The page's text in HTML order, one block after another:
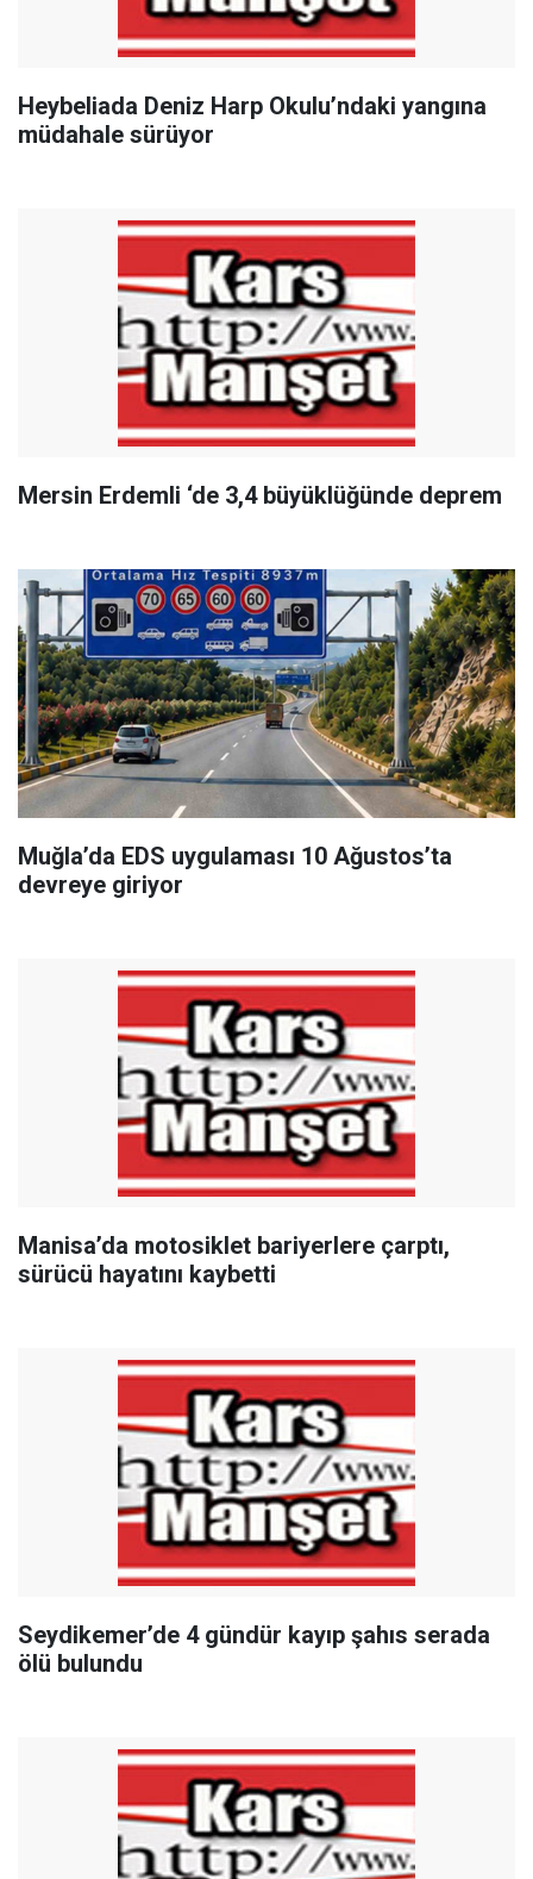
Heybeliada Deniz Harp Okulu’ndaki yangına
müdahale sürüyor
Mersin Erdemli ‘de 3,4 büyüklüğünde deprem
Muğla’da EDS uygulaması 10 Ağustos’ta
devreye giriyor
Manisa’da motosiklet bariyerlere çarptı,
sürücü hayatını kaybetti
Seydikemer’de 4 gündür kayıp şahıs serada
ölü bulundu